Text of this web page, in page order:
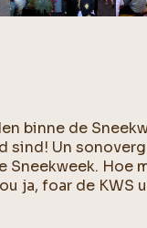
binne de
sind! Un
Sneekweek. Hoe
ja, foar de KWS